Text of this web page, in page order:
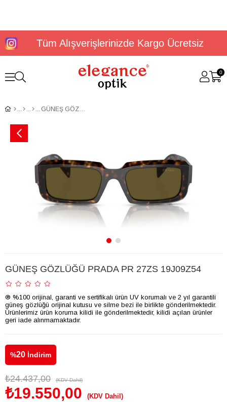
Tüm Alışverişlerinizde Kargo Ücretsiz
0
GÜNEŞ GÖZLÜĞÜ PRADA PR 27ZS 19J09Z54
GÜNEŞ GÖZLÜĞÜ PRADA PR 27ZS 19J09Z54
® %100 orijinal, garanti ve sertifikalı ürün UV korumalı ve 2 yıl garantili
güneş gözlüğü orijinal kutusu ve silme bezi ile birlikte gönderilmektedir.
Ürünlerimiz ürün koruma kilidi ile gönderilmektedir, kilidi açılan ürünler
geri iade alınmamaktadır.
%20 İndirim
₺24.437,00 (KDV Dahil)
₺19.550,00 (KDV Dahil)